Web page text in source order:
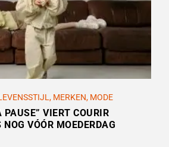
, MERKEN, MODE
PAUSE” VIERT COURIR
NOG VÓÓR MOEDERDAG